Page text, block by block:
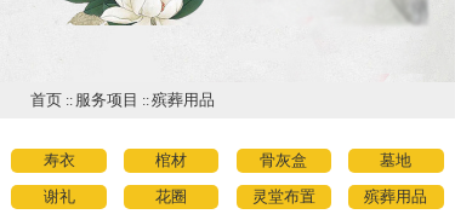
首页 :: 服务项目 ::殡葬用品
寿衣 棺材 骨灰盒 墓地
谢礼 花圈 灵堂布置 殡葬用品